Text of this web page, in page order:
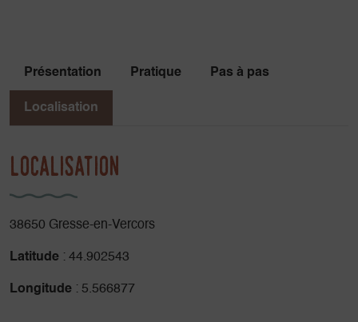
Présentation Pratique Pas à pas
Localisation
Localisation
38650 Gresse-en-Vercors
Latitude : 44.902543
Longitude : 5.566877